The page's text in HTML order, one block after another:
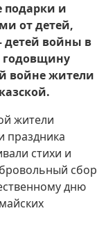
подарки и
от детей,
детей войны в
годовщину
войне жители
жители
праздника
стихи и
сбор
дню